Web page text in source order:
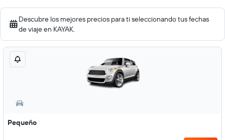
Descubre los mejores precios para ti seleccionando tus fechas
de viaje en KAYAK.
Pequeño